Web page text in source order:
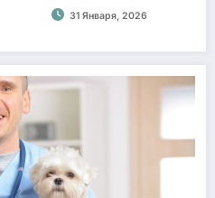
31 Января, 2026